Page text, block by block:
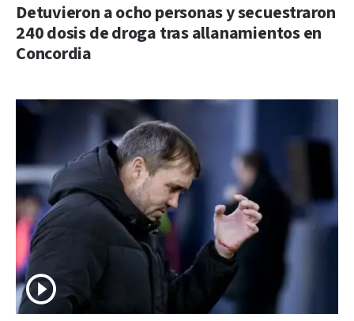
Detuvieron a ocho personas y secuestraron
240 dosis de droga tras allanamientos en
Concordia